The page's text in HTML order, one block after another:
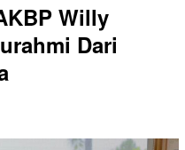
Willy
Dari